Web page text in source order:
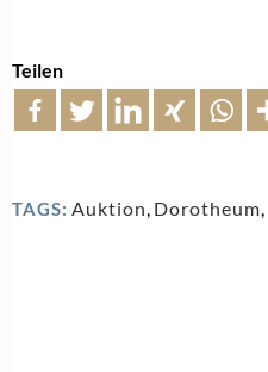
Teilen
TAGS: Auktion, Dorotheum,